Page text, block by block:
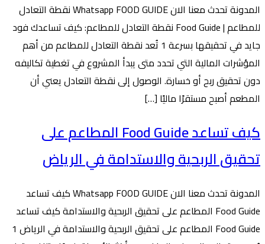
المدونة تحدث معنا الان Whatsapp FOOD GUIDE نقطة التعادل
للمطاعم | Food Guide نقطة التعادل للمطاعم: كيف تساعدك فود
جايد في تحقيقها بسرعة 1 تُعد نقطة التعادل للمطاعم من أهم
المؤشرات المالية التي تحدد متى يبدأ المشروع في تغطية تكاليفه
دون تحقيق ربح أو خسارة. الوصول إلى نقطة التعادل يعني أن
المطعم أصبح مستقرًا ماليًا […]
كيف تساعد Food Guide المطاعم على
تحقيق الربحية والاستدامة في الرياض
المدونة تحدث معنا الان Whatsapp FOOD GUIDE كيف تساعد
Food Guide المطاعم على تحقيق الربحية والاستدامة كيف تساعد
Food Guide المطاعم على تحقيق الربحية والاستدامة في الرياض 1